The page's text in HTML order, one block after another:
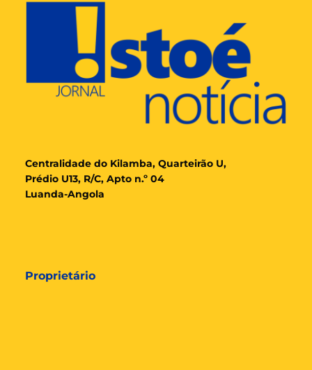
Centralidade do Kilamba, Quarteirão U,
Prédio U13, R/C, Apto n.º 04
Luanda-Angola
Proprietário